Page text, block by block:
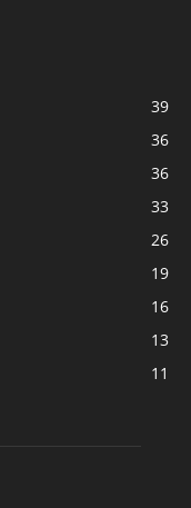
39
36
36
33
26
19
16
13
11